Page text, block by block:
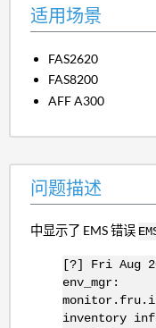
适用场景
FAS2620
FAS8200
AFF A300
问题描述
中显示了 EMS 错误
[?] Fri Aug
env_mgr:
inventory